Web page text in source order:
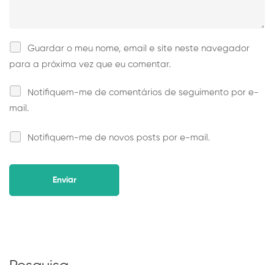
Guardar o meu nome, email e site neste navegador
para a próxima vez que eu comentar.
Notifiquem-me de comentários de seguimento por e-
mail.
Notifiquem-me de novos posts por e-mail.